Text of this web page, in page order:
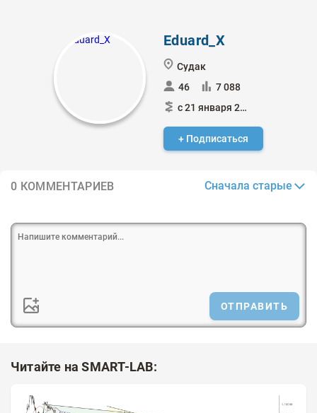
Eduard_X
Судак
46
7 088
с 21 января 2024
+ Подписаться
0 КОММЕНТАРИЕВ Сначала старые
ОТПРАВИТЬ
Читайте на SMART-LAB: